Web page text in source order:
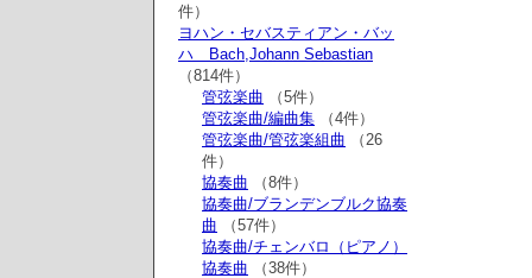
件）
ヨハン・セバスティアン・バッ
ハ Bach,Johann Sebastian
（814件）
管弦楽曲 （5件）
管弦楽曲/編曲集 （4件）
管弦楽曲/管弦楽組曲 （26
件）
協奏曲 （8件）
協奏曲/ブランデンブルク協奏
曲 （57件）
協奏曲/チェンバロ（ピアノ）
協奏曲 （38件）